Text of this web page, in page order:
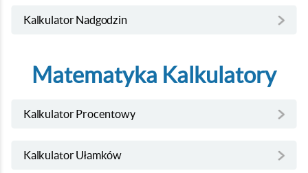
Kalkulator Nadgodzin
Matematyka Kalkulatory
Kalkulator Procentowy
Kalkulator Ułamków